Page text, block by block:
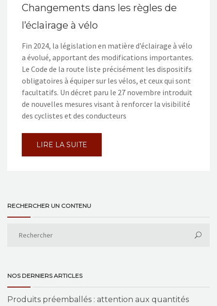
Changements dans les règles de
l’éclairage à vélo
Fin 2024, la législation en matière d’éclairage à vélo
a évolué, apportant des modifications importantes.
Le Code de la route liste précisément les dispositifs
obligatoires à équiper sur les vélos, et ceux qui sont
facultatifs. Un décret paru le 27 novembre introduit
de nouvelles mesures visant à renforcer la visibilité
des cyclistes et des conducteurs
LIRE LA SUITE
RECHERCHER UN CONTENU
NOS DERNIERS ARTICLES
Produits préemballés : attention aux quantités